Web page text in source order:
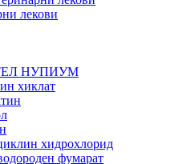
лекови
НУПИУМ
хиклат
хидрохлорид
фумарат